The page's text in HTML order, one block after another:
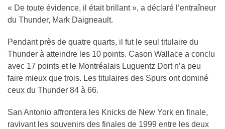
« De toute évidence, il était brillant », a déclaré l’entraîneur
du Thunder, Mark Daigneault.
Pendant près de quatre quarts, il fut le seul titulaire du
Thunder à atteindre les 10 points. Cason Wallace a conclu
avec 17 points et le Montréalais Luguentz Dort n’a peu
faire mieux que trois. Les titulaires des Spurs ont dominé
ceux du Thunder 84 à 66.
San Antonio affrontera les Knicks de New York en finale,
ravivant les souvenirs des finales de 1999 entre les deux